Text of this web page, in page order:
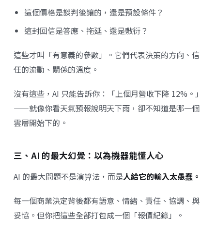
這個價格是談判後讓的，還是預設條件？
這封回信是答應、拖延、還是敷衍？
這些才叫「有意義的參數」。它們代表決策的方向、信
任的流動、關係的溫度。
沒有這些，AI 只能告訴你：「上個月營收下降 12%。」
——就像你看天氣預報說明天下雨，卻不知道是哪一個
雲層開始下的。
三、AI 的最大幻覺：以為機器能懂人心
AI 的最大問題不是演算法，而是人給它的輸入太愚蠢。
每一個商業決定背後都有語意、情緒、責任、協調、與
妥協。但你把這些全部打包成一個「報價紀錄」。